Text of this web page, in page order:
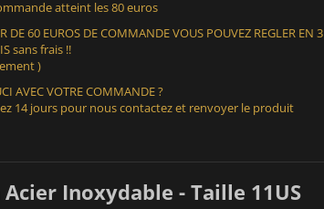
atteint les 80 euros
DE 60 EUROS DE COMMANDE VOUS POUVEZ REGLER EN 3
sans frais !!
)
AVEC VOTRE COMMANDE ?
14 jours pour nous contactez et renvoyer le produit
Inoxydable - Taille 11US